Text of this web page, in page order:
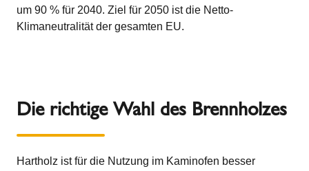
um 90 % für 2040. Ziel für 2050 ist die Netto-
Klimaneutralität der gesamten EU.
Die richtige Wahl des Brennholzes
Hartholz ist für die Nutzung im Kaminofen besser